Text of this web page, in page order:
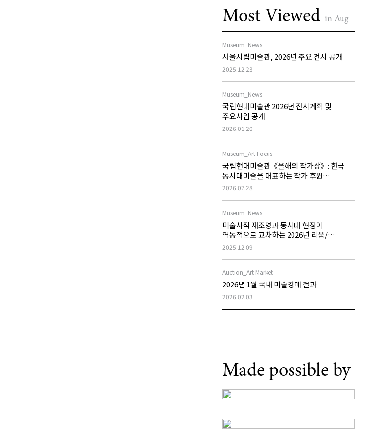
Most Viewed in Aug
Museum_News
서울시립미술관, 2026년 주요 전시 공개
2025.12.23
Museum_News
국립현대미술관 2026년 전시계획 및
주요사업 공개
2026.01.20
Museum_Art Focus
국립현대미술관《올해의 작가상》: 한국
동시대미술을 대표하는 작가 후원
프로그램의 역할과 과제
2026.07.28
Museum_News
미술사적 재조명과 동시대 현장이
역동적으로 교차하는 2026년 리움/
호암미술관 전시계획
2025.12.09
Auction_Art Market
2026년 1월 국내 미술경매 결과
2026.02.03
Made possible by